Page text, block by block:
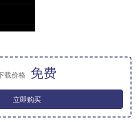
载价格 免费
立即购买